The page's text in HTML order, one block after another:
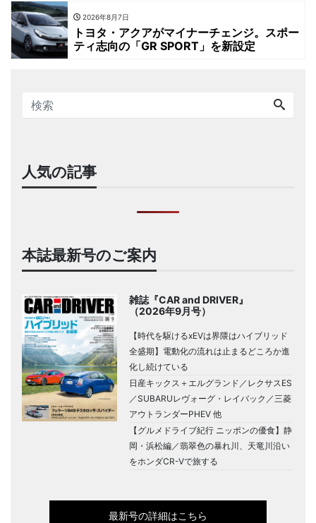
2026年8月7日
トヨタ・アクアがマイナーチェンジ。スポー
ティ志向の「GR SPORT」を新設定
人気の記事
本誌最新号のご案内
雑誌『CAR and DRIVER』
（2026年9月号）
【時代を駆けるxEVは界隈はハイブリッド
全盛期】電動化の流れは止まるどころか進
化し続けている
日産キックス＋エルグランド／レクサスES
／SUBARUレヴォーグ・レイバック／三菱
アウトランダーPHEV 他
【グルメドライブ紀行 ニッポンの優食】静
岡・浜松編／翡翠色の暴れ川、天竜川沿い
をホンダCR-Vで旅する
最新号の詳細はこちら